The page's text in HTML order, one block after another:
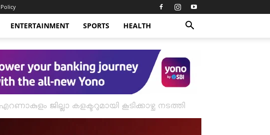
ENTERTAINMENT SPORTS HEALTH
ജില്ലാ കളക്ടറുമായി കൂടിക്കാഴ്ച നടത്തി